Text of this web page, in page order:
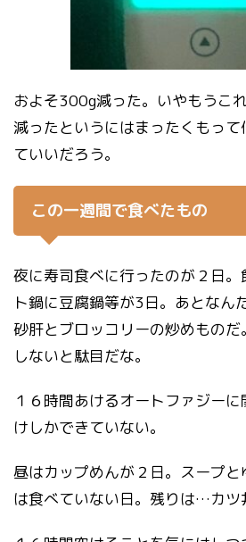
およそ300g減った。いやもうこ
減ったというにはまったくもって
ていいだろう。
この一週間で食べたもの
夜に寿司食べに行ったのが２日
ト鍋に豆腐鍋等が3日。あとなん
砂肝とブロッコリーの炒めもの
しないと駄目だな。
１６時間あけるオートファジー
けしかできていない。
昼はカップめんが２日。スープ
は食べていない日。残りは…カツ